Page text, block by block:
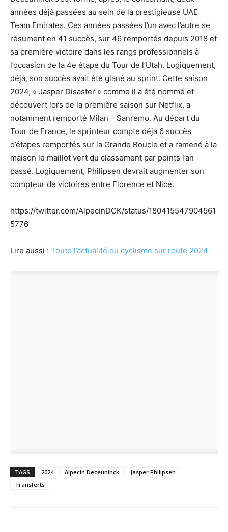
années déjà passées au sein de la prestigieuse UAE
Team Emirates. Ces années passées l’un avec l’autre se
résument en 41 succès, sur 46 remportés depuis 2018 et
sa première victoire dans les rangs professionnels à
l’occasion de la 4e étape du Tour de l’Utah. Logiquement,
déjà, son succès avait été glané au sprint. Cette saison
2024, « Jasper Disaster » comme il a été nommé et
découvert lors de la première saison sur Netflix, a
notamment remporté Milan – Sanremo. Au départ du
Tour de France, le sprinteur compte déjà 6 succès
d’étapes remportés sur la Grande Boucle et a ramené à la
maison le maillot vert du classement par points l’an
passé. Logiquement, Philipsen devrait augmenter son
compteur de victoires entre Florence et Nice.
https://twitter.com/AlpecinDCK/status/180415547904561
5776
Lire aussi : Toute l’actualité du cyclisme sur route 2024
TAGS 2024 Alpecin Deceuninck
Jasper Philipsen
Transferts